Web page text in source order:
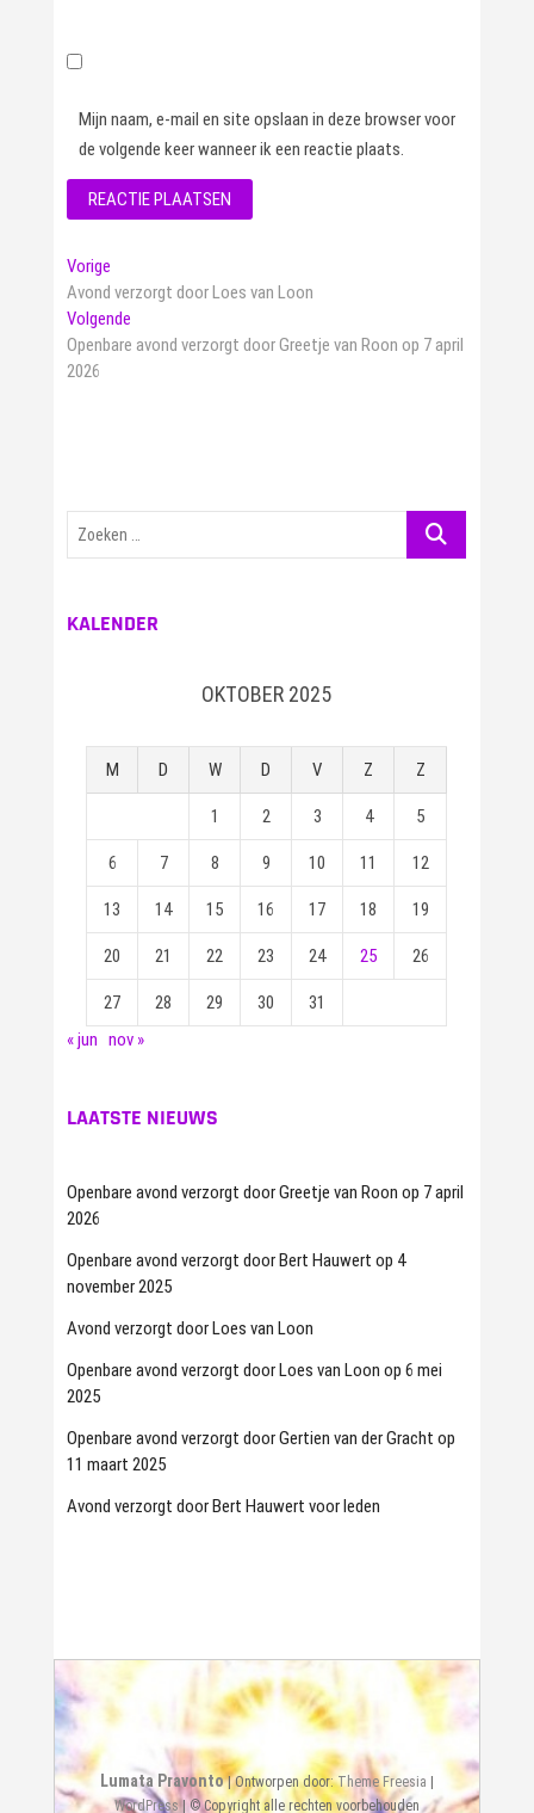
Mijn naam, e-mail en site opslaan in deze browser voor
de volgende keer wanneer ik een reactie plaats.
Bericht
navigatie
VorigeVorig
bericht:
Avond verzorgt door Loes van Loon
VolgendeVolgend
bericht:
Openbare avond verzorgt door Greetje van Roon op 7 april
2026
Zoeken
KALENDER
OKTOBER 2025
M D W D V Z Z
1 2 3 4 5
6 7 8 9 10 11 12
13 14 15 16 17 18 19
20 21 22 23 24 25 26
27 28 29 30
31
« jun nov »
LAATSTE NIEUWS
Openbare avond verzorgt door Greetje van Roon op 7 april
2026
Openbare avond verzorgt door Bert Hauwert op 4
november 2025
Avond verzorgt door Loes van Loon
Openbare avond verzorgt door Loes van Loon op 6 mei
2025
Openbare avond verzorgt door Gertien van der Gracht op
11 maart 2025
Avond verzorgt door Bert Hauwert voor leden
Lumata Pravonto| Ontworpen door:Theme Freesia |
WordPress| © Copyright alle rechten voorbehouden